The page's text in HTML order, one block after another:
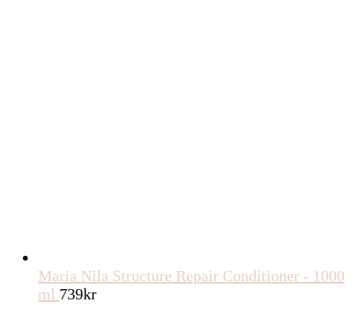
Maria Nila Structure Repair Conditioner - 1000
ml 739kr